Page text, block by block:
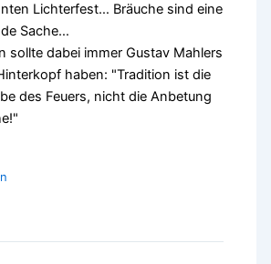
Lichterfest… Bräuche sind eine
Sache…
sollte dabei immer Gustav Mahlers
haben: "Tradition ist die
des Feuers, nicht die Anbetung